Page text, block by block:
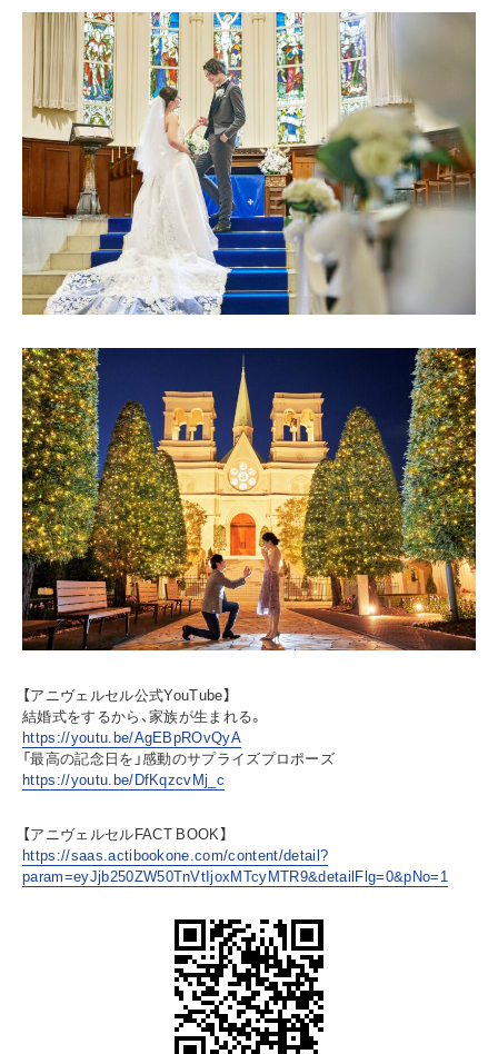
【アニヴェルセル公式YouTube】
結婚式をするから、家族が生まれる。
https://youtu.be/AgEBpROvQyA
「最高の記念日を」感動のサプライズプロポーズ
https://youtu.be/DfKqzcvMj_c
【アニヴェルセルFACT BOOK】
https://saas.actibookone.com/content/detail?
param=eyJjb250ZW50TnVtIjoxMTcyMTR9&detailFlg=0&pNo=1